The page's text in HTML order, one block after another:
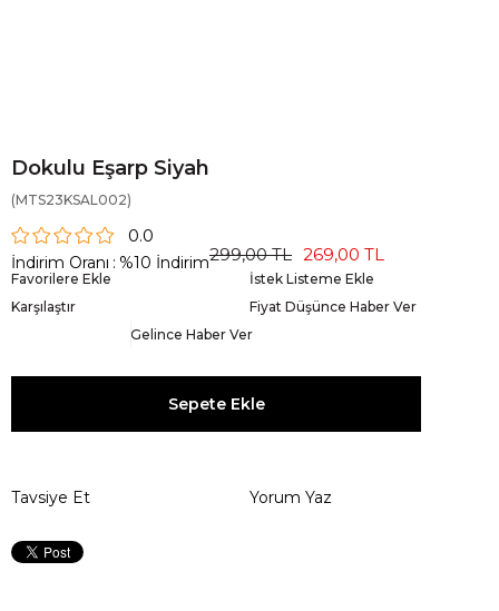
Dokulu Eşarp Siyah
(MTS23KSAL002)
0.0
İndirim Oranı : %10 İndirim299,00 TL 269,00 TL
Favorilere Ekle
İstek Listeme Ekle
Karşılaştır
Fiyat Düşünce Haber Ver
Gelince Haber Ver
Tavsiye Et Yorum Yaz